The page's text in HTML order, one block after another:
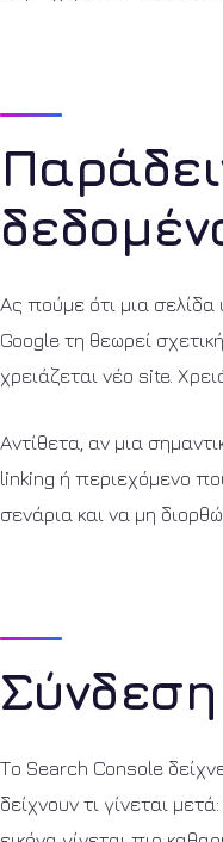
Ας πούμε ότι μια σελίδα
Google τη θεωρεί
χρειάζεται νέο site.
Αντίθετα, αν μια
linking ή περιεχόμενο
σενάρια και να μη
Το Search Console
δείχνουν τι γίνεται